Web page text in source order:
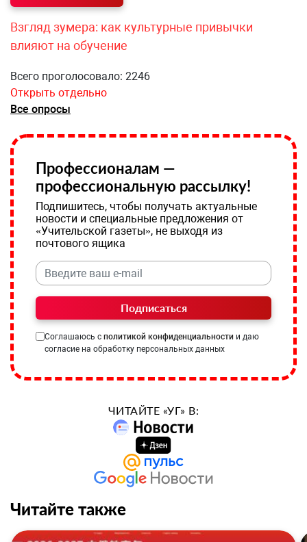
Взгляд зумера: как культурные привычки
влияют на обучение
Всего проголосовало: 2246
Открыть отдельно
Все опросы
Профессионалам —
профессиональную рассылку!
Подпишитесь, чтобы получать актуальные
новости и специальные предложения от
«Учительской газеты», не выходя из
почтового ящика
Подписаться
Соглашаюсь с политикой конфиденциальности и даю
согласие на обработку персональных данных
ЧИТАЙТЕ «УГ» В:
Читайте также